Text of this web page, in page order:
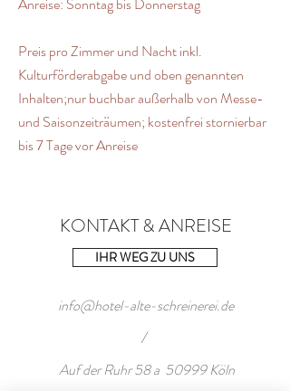
Preis pro Zimmer und Nachtinkl.
Kulturförderabgabe und oben genannten
Inhalten;nur buchbar außerhalb von Messe-
und Saisonzeiträumen; kostenfrei stornierbar
bis 7 Tage vor Anreise
KONTAKT & ANREISE
IHR WEG ZU UNS
info@hotel-alte-schreinerei.de
/
Auf der Ruhr 58 a 50999 Köln